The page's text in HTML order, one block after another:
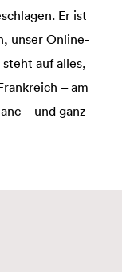
Er ist
unser Online-
auf alles,
– am
– und ganz